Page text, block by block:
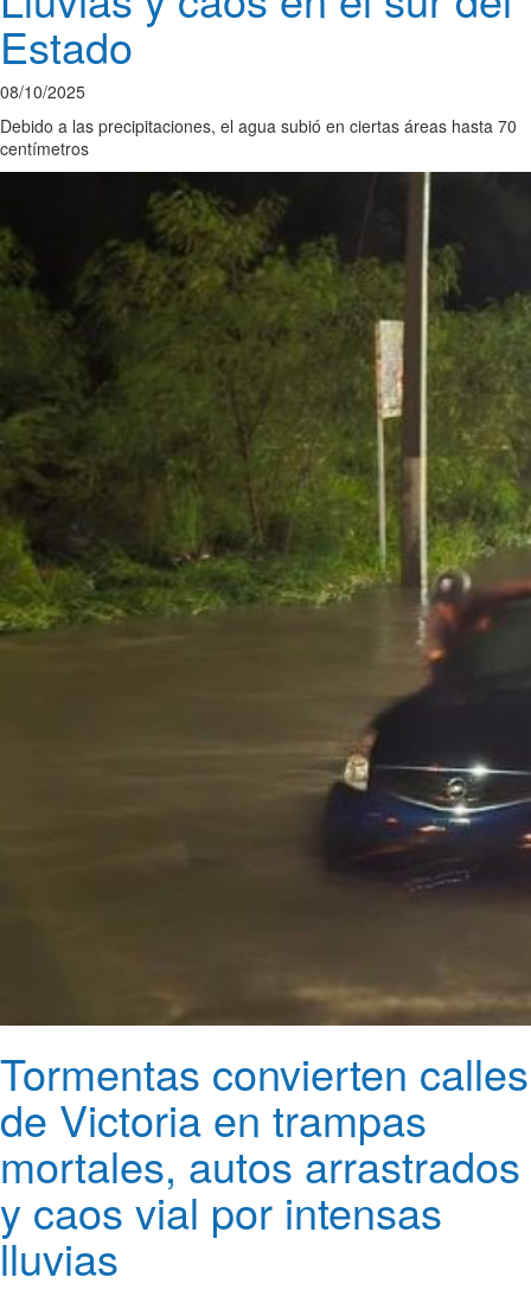
Estado
08/10/2025
Debido a las precipitaciones, el agua subió en ciertas áreas hasta 70
centímetros
Tormentas convierten calles
de Victoria en trampas
mortales, autos arrastrados
y caos vial por intensas
lluvias